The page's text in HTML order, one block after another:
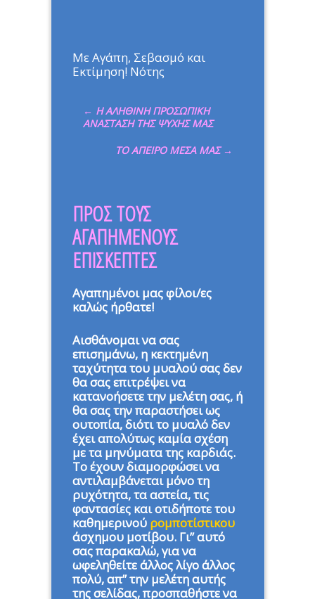
Με Αγάπη, Σεβασμό και
Εκτίμηση! Νότης
← Η ΑΛΗΘΙΝΗ ΠΡΟΣΩΠΙΚΗ
ΑΝΑΣΤΑΣΗ ΤΗΣ ΨΥΧΗΣ ΜΑΣ
ΤΟ ΑΠΕΙΡΟ ΜΕΣΑ ΜΑΣ→
ΠΡΟΣ ΤΟΥΣ
ΑΓΑΠΗΜΕΝΟΥΣ
ΕΠΙΣΚΕΠΤΕΣ
Αγαπημένοι μας φίλοι/ες
καλώς ήρθατε!
Αισθάνομαι να σας
επισημάνω, η κεκτημένη
ταχύτητα του μυαλού σας δεν
θα σας επιτρέψει να
κατανοήσετε την μελέτη σας, ή
θα σας την παραστήσει ως
ουτοπία, διότι το μυαλό δεν
έχει απολύτως καμία σχέση
με τα μηνύματα της καρδιάς.
Το έχουν διαμορφώσει να
αντιλαμβάνεται μόνο τη
ρυχότητα, τα αστεία, τις
φαντασίες και οτιδήποτε του
καθημερινού ρομποτίστικου
άσχημου μοτίβου. Γι” αυτό
σας παρακαλώ, για να
ωφεληθείτε άλλος λίγο άλλος
πολύ, απ” την μελέτη αυτής
της σελίδας, προσπαθήστε να